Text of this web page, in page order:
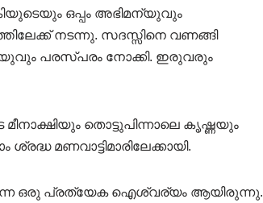
ഒപ്പം അഭിമന്യുവും
നടന്നു. സദസ്സിനെ വണങ്ങി
പരസ്പരം നോക്കി. ഇരുവരും
തൊട്ടുപിന്നാലെ കൃഷ്ണയും
മണവാട്ടിമാരിലേക്കായി.
ഒരു പ്രത്യേക ഐശ്വര്യം ആയിരുന്നു.